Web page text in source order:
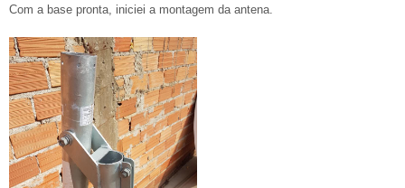
Com a base pronta, iniciei a montagem da antena.